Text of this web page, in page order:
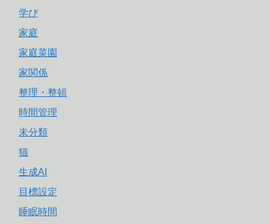
学び
家庭
家庭菜園
家関係
整理・整頓
時間管理
未分類
猫
生成AI
目標設定
睡眠時間